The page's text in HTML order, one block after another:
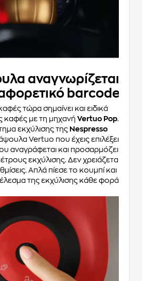
αναγνωρίζεται
barcode
τώρα σημαίνει και ειδικά
καφές με τη μηχανή Vertuo Pop.
εκχύλισης της Nespresso
Vertuo που έχεις επιλέξει
αναγράφεται και προσαρμόζει
εκχύλισης. Δεν χρειάζεται
Απλά πίεσε το κουμπί και
της εκχύλισης κάθε φορά.